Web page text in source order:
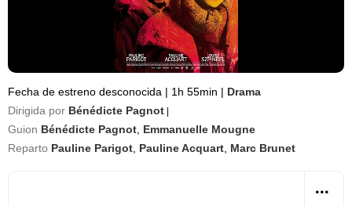
Fecha de estreno desconocida | 1h 55min | Drama
Dirigida por Bénédicte Pagnot
Guion Bénédicte Pagnot Emmanuelle Mougne
Reparto Pauline Parigot Pauline Acquart Marc Brunet